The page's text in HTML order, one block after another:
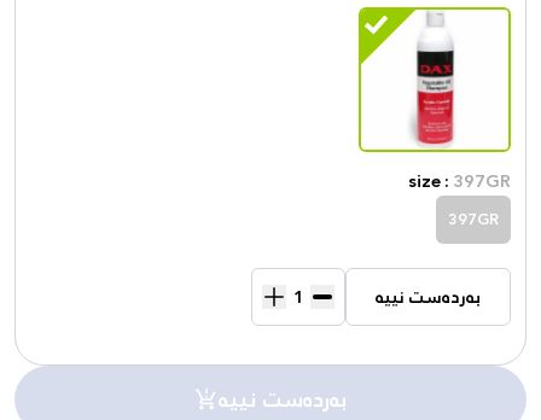
size :397GR
397GR
بەردەست نییە
بەردەست نییە